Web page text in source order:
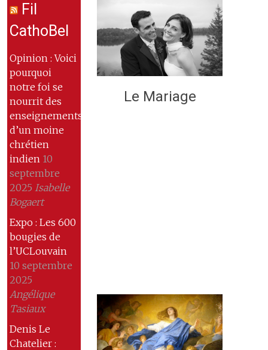
Fil
CathoBel
Opinion : Voici
pourquoi
notre foi se
nourrit des
enseignements
d’un moine
chrétien
indien 10
septembre
2025 Isabelle
Bogaert
Expo : Les 600
bougies de
l’UCLouvain
10 septembre
2025
Angélique
Tasiaux
Denis Le
Chatelier :
Le Mariage